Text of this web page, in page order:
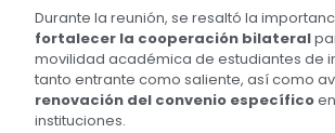
Durante la reunión, se resaltó la
fortalecer la cooperación bilateral
movilidad académica de estudiantes de
tanto entrante como saliente, así como
renovación del convenio específico
instituciones.